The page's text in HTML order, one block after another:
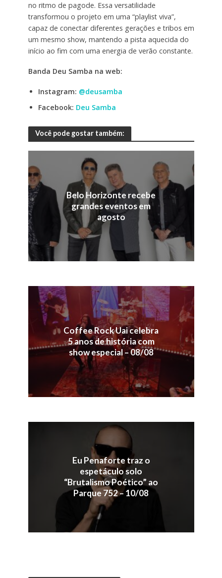
no ritmo de pagode. Essa versatilidade
transformou o projeto em uma “playlist viva”,
capaz de conectar diferentes gerações e tribos em
um mesmo show, mantendo a pista aquecida do
início ao fim com uma energia de verão constante.
Banda Deu Samba na web:
Instagram: @deusamba
Facebook: Deu Samba
Você pode gostar também:
Belo Horizonte recebe
grandes eventos em
agosto
Coffee Rock Uai celebra
5 anos de história com
show especial – 08/08
Eu Penaforte traz o
espetáculo solo
“Brutalismo Poético” ao
Parque 752 – 10/08